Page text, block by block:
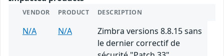
VENDOR PRODUCT DESCRIPTION
N/A N/A
Zimbra versions 8.8.15 sans
le dernier correctif de